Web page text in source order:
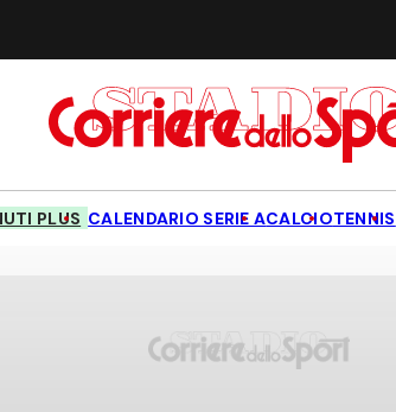
PLUS CALENDARIO SERIE ACALCIOTENNIS